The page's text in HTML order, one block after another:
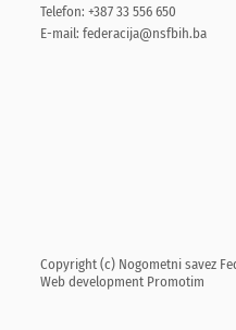
Telefon: +387 33 556 650
E-mail: federacija@nsfbih.ba
Copyright (c) Nogometni savez
Web development Promotim